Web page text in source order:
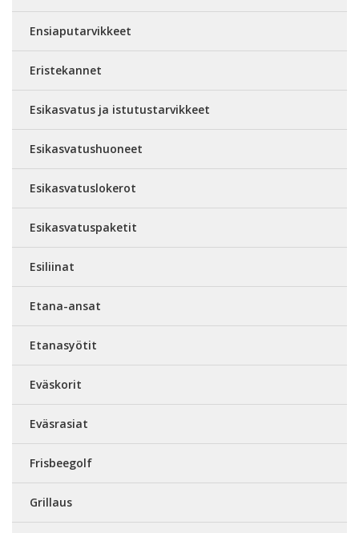
Ensiaputarvikkeet
Eristekannet
Esikasvatus ja istutustarvikkeet
Esikasvatushuoneet
Esikasvatuslokerot
Esikasvatuspaketit
Esiliinat
Etana-ansat
Etanasyötit
Eväskorit
Eväsrasiat
Frisbeegolf
Grillaus